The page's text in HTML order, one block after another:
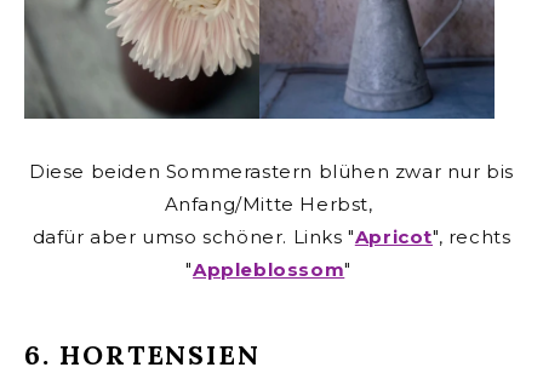
Diese beiden Sommerastern blühen zwar nur bis
Anfang/Mitte Herbst,
dafür aber umso schöner. Links "Apricot", rechts
"Appleblossom"
6. HORTENSIEN